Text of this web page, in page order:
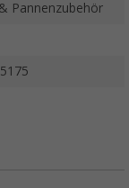
Pannenzubehör